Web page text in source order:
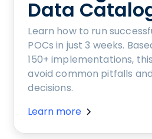
Data
Learn how to run
POCs in just 3 weeks.
150+ implementations,
avoid common pitfalls
decisions.
Learn more